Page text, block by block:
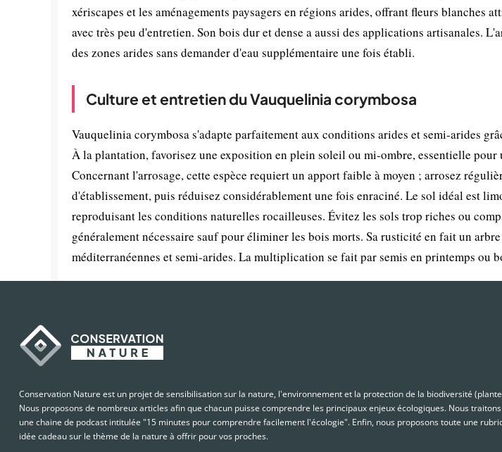
xériscapes et les aménagements paysagers en régions arides, offrant fleurs blanches
avec très peu d'entretien. Son bois dur et dense a aussi des applications artisanales.
des zones arides sans demander d'eau supplémentaire une fois établi.
Culture et entretien du Vauquelinia corymbosa
Vauquelinia corymbosa s'adapte parfaitement aux conditions arides et semi-arides
À la plantation, favorisez une exposition en plein soleil ou mi-ombre, essentielle pour
Concernant l'arrosage, cette espèce requiert un apport faible à moyen ; arrosez
d'établissement, puis réduisez considérablement une fois enraciné. Le sol idéal est
reproduisant les conditions naturelles rocailleuses. Évitez les sols trop riches ou
généralement nécessaire sauf pour éliminer les bois morts. Sa rusticité en fait un
méditerranéennes et semi-arides. La multiplication se fait par semis en printemps ou
Conservation Nature est un projet de sensibilisation sur la nature, l'environnement et la protection de la biodiversité
Nous proposons de nombreux articles afin que chacun puisse comprendre les principaux enjeux écologiques. Nous
une chaine de podcast intitulée "15 minutes pour comprendre facilement l'écologie". Enfin, nous proposons toute une
idée cadeau sur le thème de la nature à offrir pour vos proches.